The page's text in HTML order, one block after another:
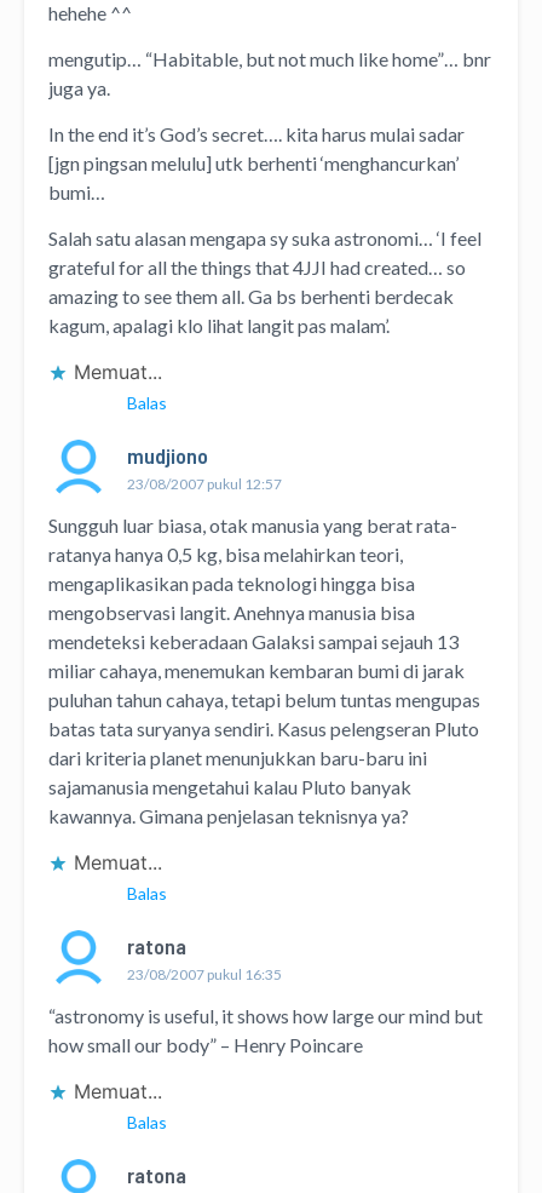
hehehe ^^
mengutip… “Habitable, but not much like home”… bnr
juga ya.
In the end it’s God’s secret…. kita harus mulai sadar
[jgn pingsan melulu] utk berhenti ‘menghancurkan’
bumi…
Salah satu alasan mengapa sy suka astronomi… ‘I feel
grateful for all the things that 4JJI had created… so
amazing to see them all. Ga bs berhenti berdecak
kagum, apalagi klo lihat langit pas malam’.
Memuat...
Balas
mudjiono
23/08/2007 pukul 12:57
Sungguh luar biasa, otak manusia yang berat rata-
ratanya hanya 0,5 kg, bisa melahirkan teori,
mengaplikasikan pada teknologi hingga bisa
mengobservasi langit. Anehnya manusia bisa
mendeteksi keberadaan Galaksi sampai sejauh 13
miliar cahaya, menemukan kembaran bumi di jarak
puluhan tahun cahaya, tetapi belum tuntas mengupas
batas tata suryanya sendiri. Kasus pelengseran Pluto
dari kriteria planet menunjukkan baru-baru ini
sajamanusia mengetahui kalau Pluto banyak
kawannya. Gimana penjelasan teknisnya ya?
Memuat...
Balas
ratona
23/08/2007 pukul 16:35
“astronomy is useful, it shows how large our mind but
how small our body” – Henry Poincare
Memuat...
Balas
ratona